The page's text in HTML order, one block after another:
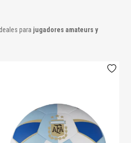
para jugadores amateurs y
o juego, tanto parauso